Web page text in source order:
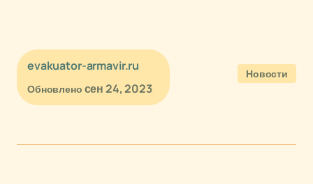
evakuator-armavir.ru
Обновлено сен 24, 2023
Новости